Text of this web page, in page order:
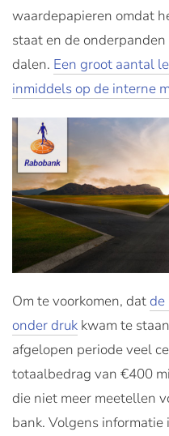
waardepapieren omdat
staat en de
dalen. Een groot aantal
inmiddels op de interne
Om te voorkomen, datde
onder druk kwam te
afgelopen periode veel
totaalbedrag van €400
die niet meer meetellen
bank. Volgens